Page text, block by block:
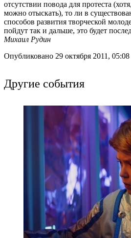
отсутствии повода для протеста
можно отыскать), то ли в
способов развития творческой
пойдут так и дальше, это будет
Михаил Рудин
Опубликовано 29 октября 2011, 05:08
Другие события